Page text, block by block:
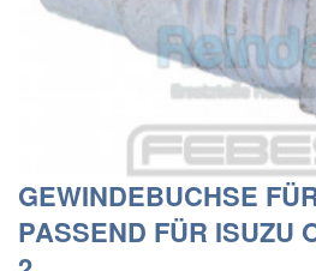
GEWINDEBUCHSE
PASSEND FÜR ISUZU